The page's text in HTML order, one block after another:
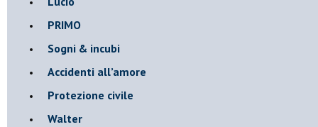
PRIMO
Sogni & incubi
Accidenti all’amore
Protezione civile
Walter